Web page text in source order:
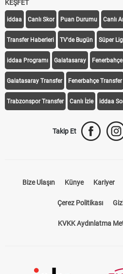
Transfer Haberleri TV'de Bugün Süper
iddaa Programı Galatasaray Fenerbahçe
Galatasaray Transfer Fenerbahçe Transfer
Trabzonspor Transfer Canlı İzle iddaa
Takip Et